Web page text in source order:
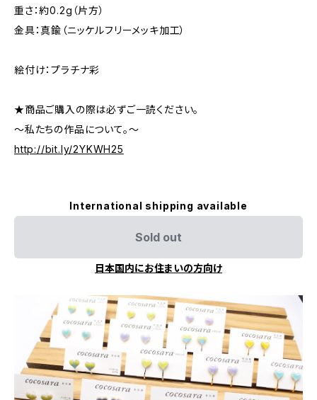
重さ：約0.2g（片方）
金具：真鍮（ニッケルフリーメッキ加工）
絵付け：プラチナ彩
★商品ご購入の際は必ずご一読ください。
～私たちの作品について。～
http://bit.ly/2YKWH25
International shipping available
Sold out
日本国内にお住まいの方向け